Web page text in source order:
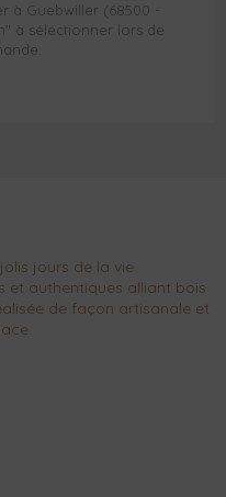
à Guebwiller (68500 -
à sélectionner lors de
jours de la vie.
et authentiques alliant bois
de façon artisanale et